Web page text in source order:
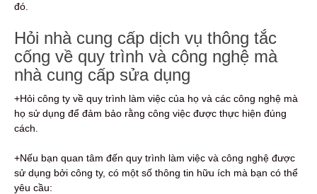
đó.
Hỏi nhà cung cấp dịch vụ thông tắc
cống về quy trình và công nghệ mà
nhà cung cấp sửa dụng
+Hỏi công ty về quy trình làm việc của họ và các công nghệ mà
họ sử dụng để đảm bảo rằng công việc được thực hiện đúng
cách.
+Nếu bạn quan tâm đến quy trình làm việc và công nghệ được
sử dụng bởi công ty, có một số thông tin hữu ích mà bạn có thể
yêu cầu: